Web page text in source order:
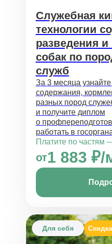
Служебная
технологии
разведения и
собак по
служб
За 3 месяца
содержания,
разных пород
и получите диплом
о
работать в
Платите по частям
от1 883 ₽/
Для себя Скидка